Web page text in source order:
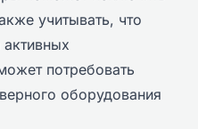
учитывать, что
потребовать
оборудования